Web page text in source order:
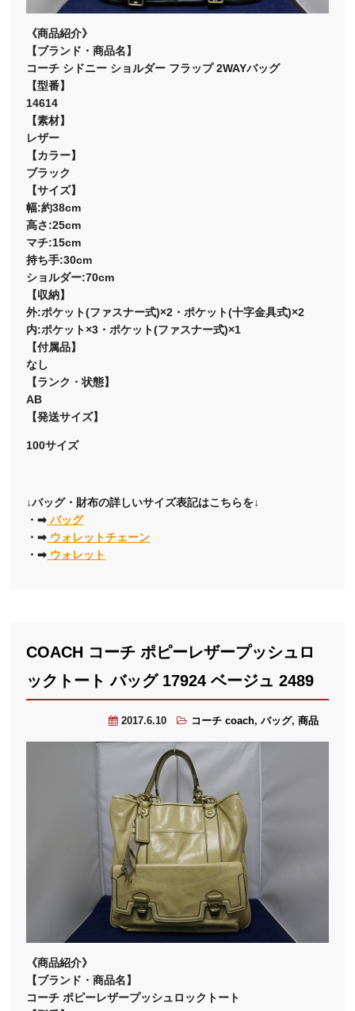
《商品紹介》
【ブランド・商品名】
コーチ シドニー ショルダー フラップ 2WAYバッグ
【型番】
14614
【素材】
レザー
【カラー】
ブラック
【サイズ】
幅:約38cm
高さ:25cm
マチ:15cm
持ち手:30cm
ショルダー:70cm
【収納】
外:ポケット(ファスナー式)×2・ポケット(十字金具式)×2
内:ポケット×3・ポケット(ファスナー式)×1
【付属品】
なし
【ランク・状態】
AB
【発送サイズ】
100サイズ
↓バッグ・財布の詳しいサイズ表記はこちらを↓
・➡ バッグ
・➡ ウォレットチェーン
・➡ ウォレット
COACH コーチ ポピーレザープッシュロ
ックトート バッグ 17924 ベージュ 2489
2017.6.10 コーチ coach, バッグ, 商品
《商品紹介》
【ブランド・商品名】
コーチ ポピーレザープッシュロックトート